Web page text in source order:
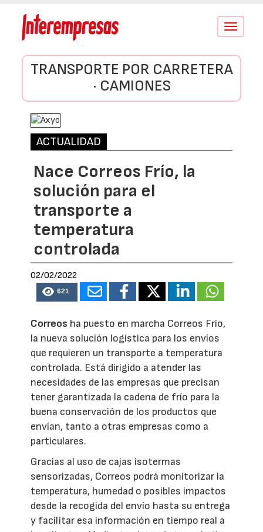
Conmutar
TRANSPORTE POR CARRETERA
· CAMIONES
ACTUALIDAD
Nace Correos Frío, la
solución para el
transporte a
temperatura
controlada
02/02/2022
621
Correos ha puesto en marcha Correos Frío,
la nueva solución logística para los envíos
que requieren un transporte a temperatura
controlada. Está dirigido a atender las
necesidades de las empresas que precisan
tener garantizada la cadena de frío para la
buena conservación de los productos que
envían, tanto a otras empresas como a
particulares.
Gracias al uso de cajas isotermas
sensorizadas, Correos podrá monitorizar la
temperatura, humedad o posibles impactos
desde la recogida del envío hasta su entrega
y facilitar esa información en tiempo real a